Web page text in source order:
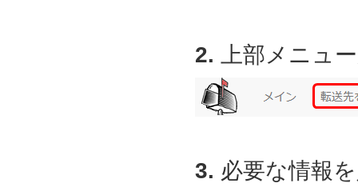
2. 上部メニュ
3. 必要な情報